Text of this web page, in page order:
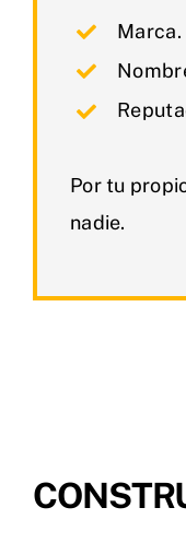
Marca.
Por tu
nadie.